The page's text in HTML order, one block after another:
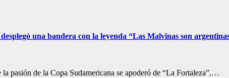
una bandera con la leyenda “Las Malvinas son
pasión de la Copa Sudamericana se apoderó de “La Fortaleza”,…